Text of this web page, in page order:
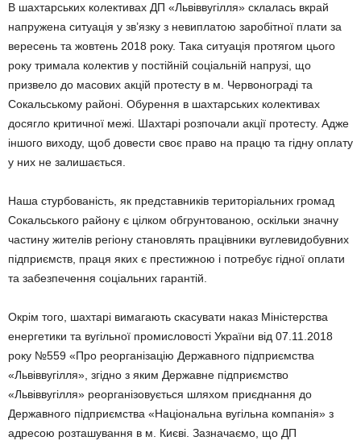
В шахтарських колективах ДП «Львіввугілля» склалась вкрай
напружена ситуація у зв’язку з невиплатою заробітної плати за
вересень та жовтень 2018 року. Така ситуація протягом цього
року тримала колектив у постійній соціальній напрузі, що
призвело до масових акцій протесту в м. Червонограді та
Сокальському районі. Обурення в шахтарських колективах
досягло критичної межі. Шахтарі розпочали акції протесту. Адже
іншого виходу, щоб довести своє право на працю та гідну оплату
у них не залишається.
Наша стурбованість, як представників територіальних громад
Сокальського району є цілком обгрунтованою, оскільки значну
частину жителів регіону становлять працівники вуглевидобувних
підприємств, праця яких є престижною і потребує гідної оплати
та забезпечення соціальних гарантій.
Окрім того, шахтарі вимагають скасувати наказ Міністерства
енергетики та вугільної промисловості України від 07.11.2018
року №559 «Про реорганізацію Державного підприємства
«Львіввугілля», згідно з яким Державне підприємство
«Львіввугілля» реорганізовується шляхом приєднання до
Державного підприємства «Національна вугільна компанія» з
адресою розташування в м. Києві. Зазначаємо, що ДП